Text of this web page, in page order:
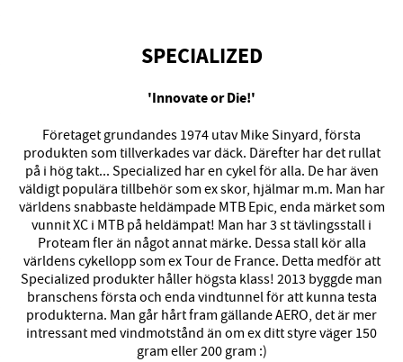
SPECIALIZED
'Innovate or Die!'
Företaget grundandes 1974 utav Mike Sinyard, första
produkten som tillverkades var däck. Därefter har det rullat
på i hög takt... Specialized har en cykel för alla. De har även
väldigt populära tillbehör som ex skor, hjälmar m.m. Man har
världens snabbaste heldämpade MTB Epic, enda märket som
vunnit XC i MTB på heldämpat! Man har 3 st tävlingsstall i
Proteam fler än något annat märke. Dessa stall kör alla
världens cykellopp som ex Tour de France. Detta medför att
Specialized produkter håller högsta klass! 2013 byggde man
branschens första och enda vindtunnel för att kunna testa
produkterna. Man går hårt fram gällande AERO, det är mer
intressant med vindmotstånd än om ex ditt styre väger 150
gram eller 200 gram :)